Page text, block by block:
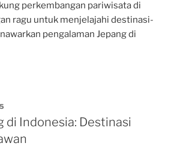
perkembangan pariwisata di
ragu untuk menjelajahi destinasi-
pengalaman Jepang di
di Indonesia: Destinasi